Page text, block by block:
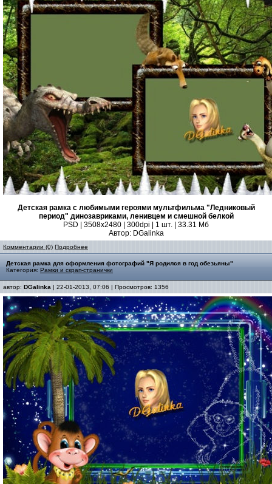
Детская рамка с любимыми героями мультфильма "Ледниковый
период" динозавриками, ленивцем и смешной белкой
PSD | 3508х2480 | 300dpi | 1 шт. | 33.31 Мб
Автор: DGalinka
Комментарии (0) Подробнее
Детская рамка для оформления фотографий "Я родился в год обезьяны"
Категория: Рамки и скрап-странички
автор: DGalinka | 22-01-2013, 07:06 | Просмотров: 1356